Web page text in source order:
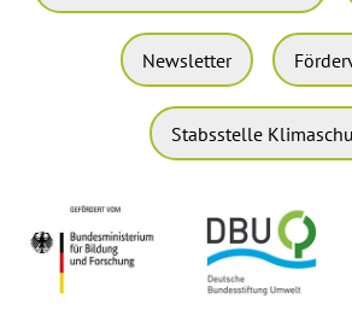
Newsletter
Stabsstelle